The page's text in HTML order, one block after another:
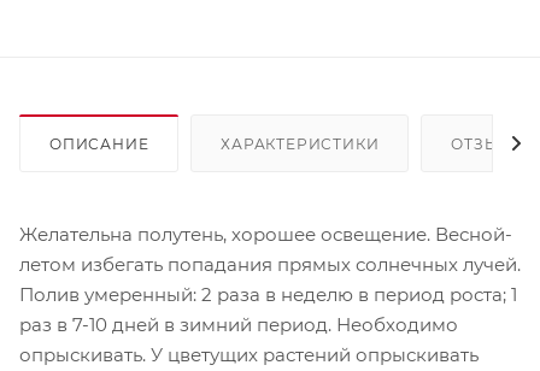
ОПИСАНИЕ ХАРАКТЕРИСТИКИ ОТЗЫВЫ
Желательна полутень, хорошее освещение. Весной-
летом избегать попадания прямых солнечных лучей.
Полив умеренный: 2 раза в неделю в период роста; 1
раз в 7-10 дней в зимний период. Необходимо
опрыскивать. У цветущих растений опрыскивать